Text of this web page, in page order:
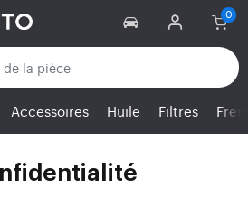
Accessoires Huile Filtres